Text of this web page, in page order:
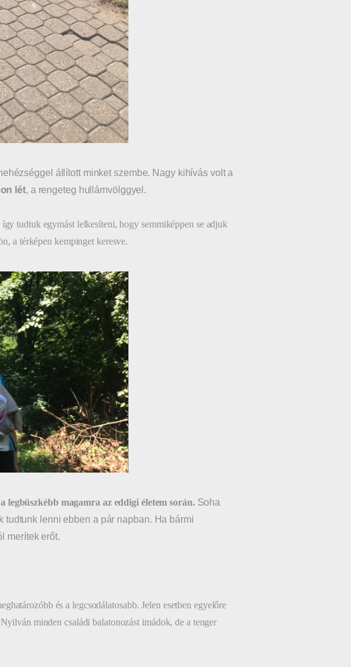
állított minket szembe. Nagy kihívás volt a
lét, a rengeteg hullámvölggyel.
tudtuk egymást lelkesíteni, hogy semmiképpen se adjuk
a térképen kempinget keresve.
magamra az eddigi életem során.Soha
tudtunk lenni ebben a pár napban. Ha bármi
merítek erőt.
és a legcsodálatosabb. Jelen esetben egyelőre
minden családi balatonozást imádok, de a tenger